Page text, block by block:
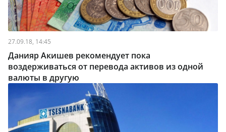
27.09.18, 14:45
Данияр Акишев рекомендует пока
воздерживаться от перевода активов из одной
валюты в другую